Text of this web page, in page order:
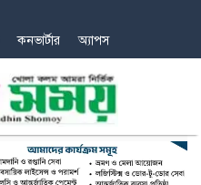
কনভার্টার অ্যাপস